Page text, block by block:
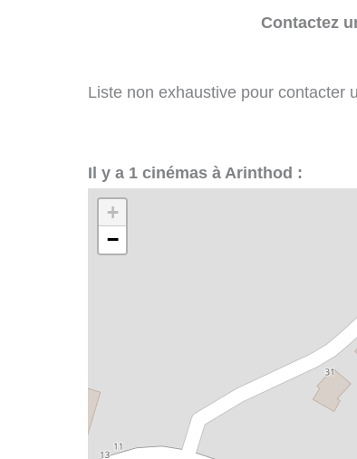
Contactez
Liste non exhaustive pour contacter
Il y a 1 cinémas à Arinthod :
+
−